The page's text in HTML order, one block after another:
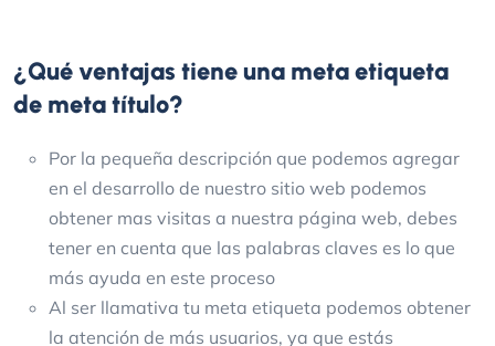
¿Qué ventajas tiene una meta etiqueta
de meta título?
Por la pequeña descripción que podemos agregar
en el desarrollo de nuestro sitio web podemos
obtener mas visitas a nuestra página web, debes
tener en cuenta que las palabras claves es lo que
más ayuda en este proceso
Al ser llamativa tu meta etiqueta podemos obtener
la atención de más usuarios, ya que estás